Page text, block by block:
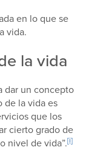
en lo que se
vida.
la vida
dar un concepto
de la vida es
que los
cierto grado de
nivel de vida”.[i]